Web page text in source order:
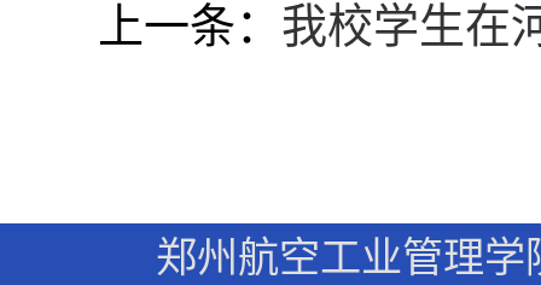
上一条： 我校学生在
郑州航空工业管理